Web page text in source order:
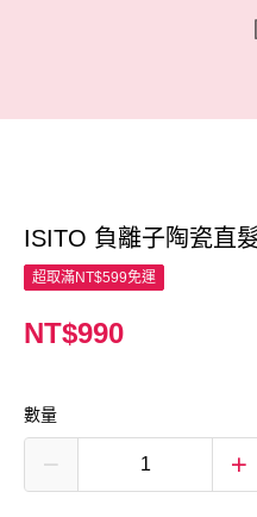
ISITO 負離子陶瓷直
超取滿NT$599免運
NT$990
數量